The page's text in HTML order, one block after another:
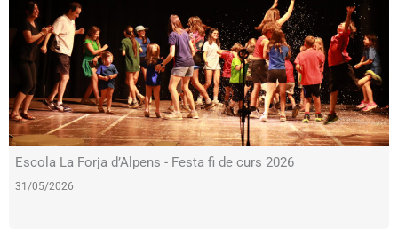
Escola La Forja d’Alpens - Festa fi de curs 2026
31/05/2026